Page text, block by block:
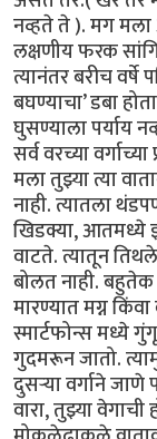
नव्हते ते ). मग मला
लक्षणीय फरक
त्यानंतर बरीच वर्षे
बघण्याचा’ डबा
घुसण्याला पर्याय
सर्व वरच्या
मला तुझ्या त्या
नाही. त्यातला
खिडक्या, आतमध्ये
वाटते. त्यातून
बोलत नाही.
मारण्यात मग्न
स्मार्टफोन्स मध्ये
गुदमरून जातो.
दुसऱ्या वर्गाने
वारा, तुझ्या